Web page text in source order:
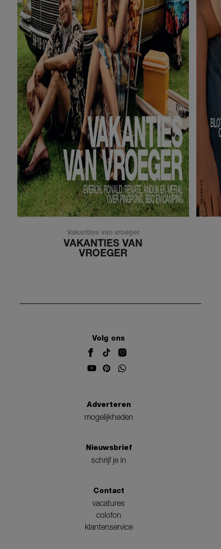
Vakanties van vroeger
VAKANTIES VAN
VROEGER
Volg ons
Adverteren
mogelijkheden
Nieuwsbrief
schrijf je in
Contact
vacatures
colofon
klantenservice